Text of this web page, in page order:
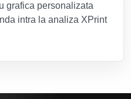
grafica personalizata
intra la analiza XPrint